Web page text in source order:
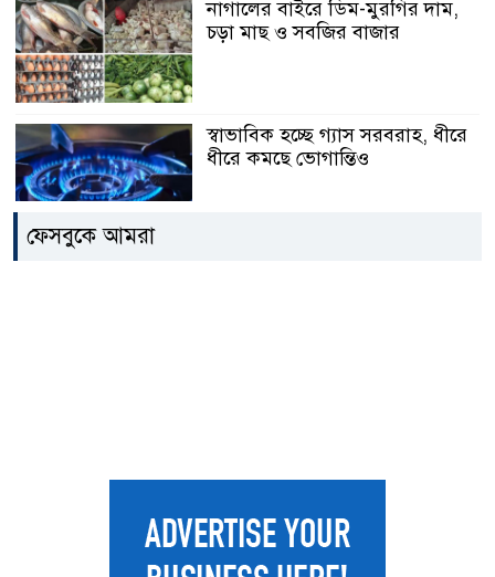
নাগালের বাইরে ডিম-মুরগির দাম,
চড়া মাছ ও সবজির বাজার
স্বাভাবিক হচ্ছে গ্যাস সরবরাহ, ধীরে
ধীরে কমছে ভোগান্তিও
থাইল্যান্ডে স্কুলে শিক্ষার্থীর বন্দুক
হামলা, শিক্ষকসহ নিহত ৭
ফেসবুকে আমরা